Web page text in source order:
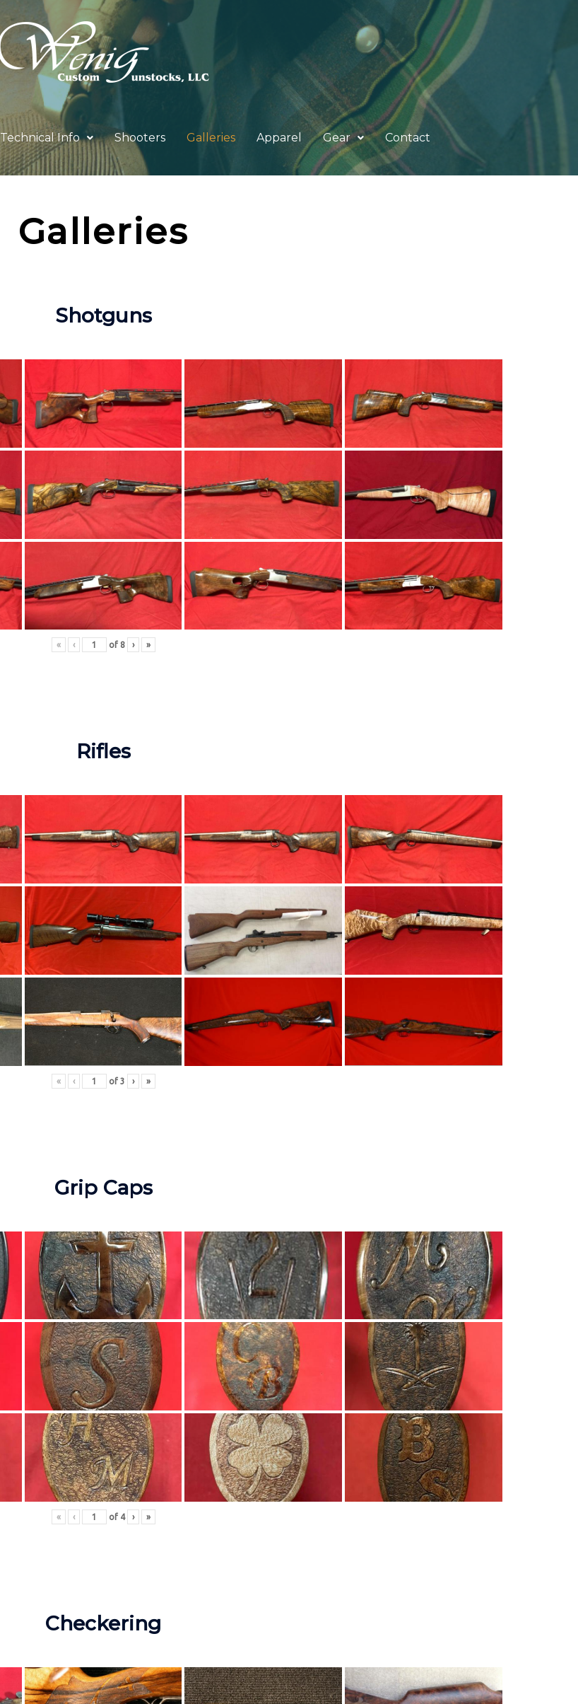
Technical Info Shooters Galleries Apparel Gear Contact
Galleries
Shotguns
« ‹ of 8 › »
Rifles
« ‹ of 3 › »
Grip Caps
« ‹ of 4 › »
Checkering